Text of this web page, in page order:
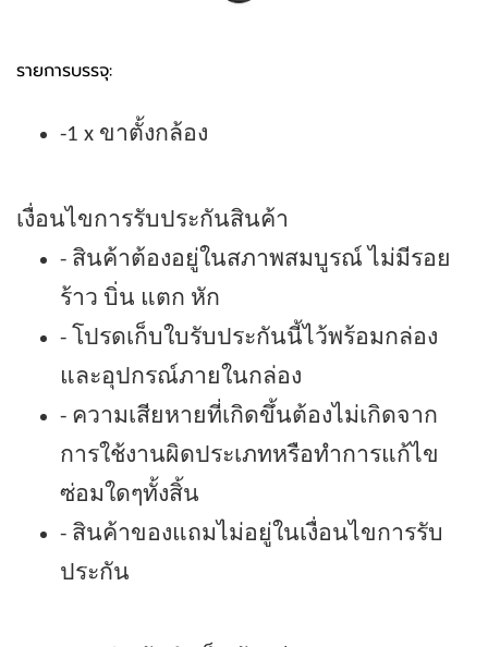
รายการบรรจุ:
-1 x ขาตั้งกล้อง
เงื่อนไขการรับประกันสินค้า
- สินค้าต้องอยู่ในสภาพสมบูรณ์ ไม่มีรอย
ร้าว บิ่น แตก หัก
- โปรดเก็บใบรับประกันนี้ไว้พร้อมกล่อง
และอุปกรณ์ภายในกล่อง
- ความเสียหายที่เกิดขึ้นต้องไม่เกิดจาก
การใช้งานผิดประเภทหรือทำการแก้ไข
ซ่อมใดๆทั้งสิ้น
- สินค้าของแถมไม่อยู่ในเงื่อนไขการรับ
ประกัน